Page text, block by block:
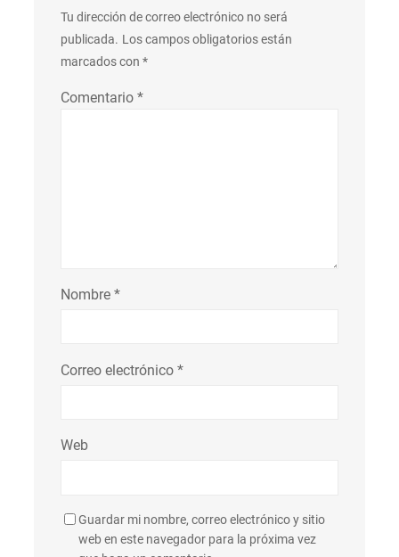
Tu dirección de correo electrónico no será
publicada. Los campos obligatorios están
marcados con *
Comentario *
Nombre *
Correo electrónico *
Web
Guardar mi nombre, correo electrónico y sitio
web en este navegador para la próxima vez